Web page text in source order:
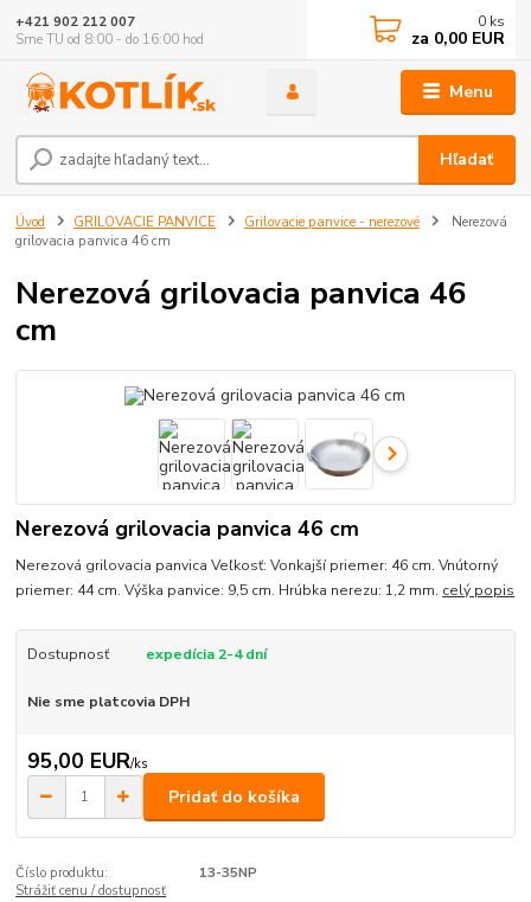
Menu
Hľadať
+421 902 212 007
Sme TU od 8:00 - do 16:00 hod
0 ks
za 0,00 EUR
Úvod GRILOVACIE PANVICE Grilovacie panvice - nerezové
Nerezová
grilovacia panvica 46 cm
Nerezová grilovacia panvica 46
cm
Nerezová grilovacia panvica 46 cm
Nerezová grilovacia panvica Veľkosť: Vonkajší priemer: 46 cm. Vnútorný
priemer: 44 cm. Výška panvice: 9,5 cm. Hrúbka nerezu: 1,2 mm. celý popis
Dostupnosť expedícia 2-4 dní
Nie sme platcovia DPH
95,00 EUR/ks
Pridať do košíka
Číslo produktu:
13-35NP
Strážiť cenu / dostupnosť